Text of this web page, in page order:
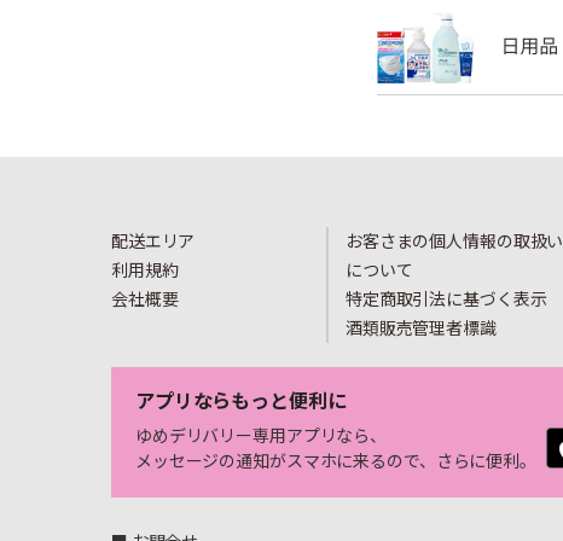
配送エリア
利用規約
会社概要
お客さまの個人情報の取扱い
について
特定商取引法に基づく表示
酒類販売管理者標識
アプリならもっと便利に
ゆめデリバリー専用アプリなら、
メッセージの通知がスマホに来るので、さらに便利。